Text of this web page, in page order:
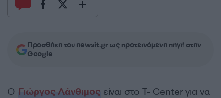
Προσθήκη του newsit.gr ως προτεινόμενη πηγή στην
Google
Ο Γιώργος Λάνθιμος είναι στο T- Center για να